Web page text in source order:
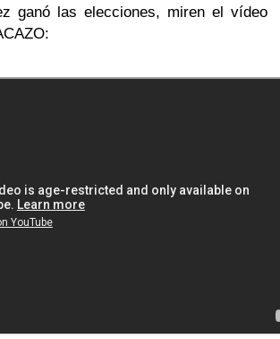
ganó las elecciones, miren el vídeo